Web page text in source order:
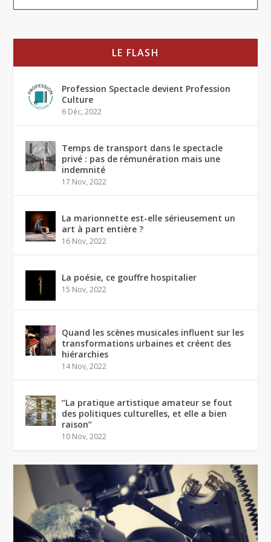
LE FLASH
Profession Spectacle devient Profession
Culture
6 Déc, 2022
Temps de transport dans le spectacle
privé : pas de rémunération mais une
indemnité
17 Nov, 2022
La marionnette est-elle sérieusement un
art à part entière ?
16 Nov, 2022
La poésie, ce gouffre hospitalier
15 Nov, 2022
Quand les scènes musicales influent sur les
transformations urbaines et créent des
hiérarchies
14 Nov, 2022
“La pratique artistique amateur se fout
des politiques culturelles, et elle a bien
raison”
10 Nov, 2022